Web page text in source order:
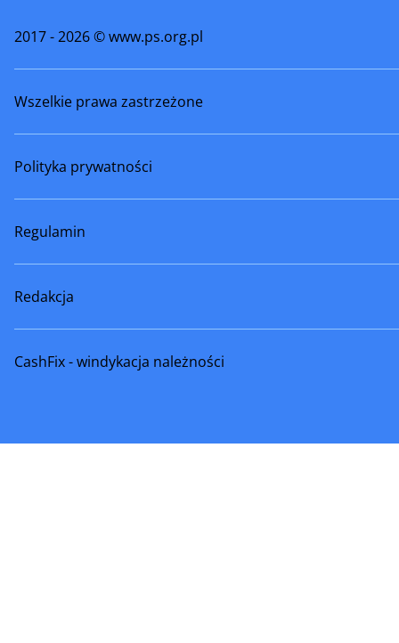
2017 - 2026 © www.ps.org.pl
Wszelkie prawa zastrzeżone
Polityka prywatności
Regulamin
Redakcja
CashFix - windykacja należności